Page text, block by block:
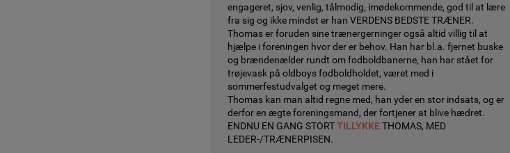
engageret, sjov, venlig, tålmodig, imødekommende, god til at lære
fra sig og ikke mindst er han VERDENS BEDSTE TRÆNER.
Thomas er foruden sine trænergerninger også altid villig til at
hjælpe i foreningen hvor der er behov. Han har bl.a. fjernet buske
og brændenælder rundt om fodboldbanerne, han har stået for
trøjevask på oldboys fodboldholdet, været med i
sommerfestudvalget og meget mere.
Thomas kan man altid regne med, han yder en stor indsats, og er
derfor en ægte foreningsmand, der fortjener at blive hædret.
ENDNU EN GANG STORTTILLYKKETHOMAS, MED
LEDER-/TRÆNERPISEN.